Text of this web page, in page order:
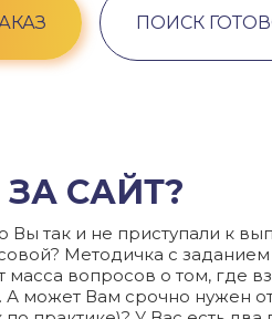
ПОИСК
САЙТ?
Вы так и не приступали к
Методичка с
масса вопросов о том, где
А может Вам срочно нужен